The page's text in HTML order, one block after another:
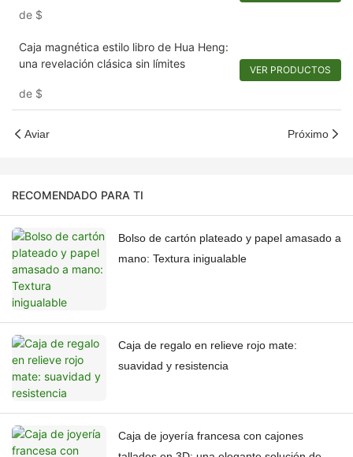
de $
Caja magnética estilo libro de Hua Heng:
una revelación clásica sin límites
de $
VER PRODUCTOS
Aviar Próximo
RECOMENDADO PARA TI
Bolso de cartón plateado y papel amasado a
mano: Textura inigualable
Caja de regalo en relieve rojo mate:
suavidad y resistencia
Caja de joyería francesa con cajones